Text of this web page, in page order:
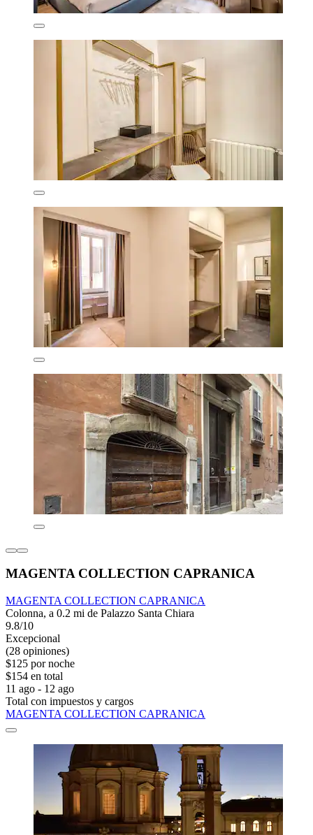
MAGENTA COLLECTION CAPRANICA
MAGENTA COLLECTION CAPRANICA
Colonna, a 0.2 mi de Palazzo Santa Chiara
9.8/10
Excepcional
(28 opiniones)
$125 por noche
$154 en total
11 ago - 12 ago
Total con impuestos y cargos
MAGENTA COLLECTION CAPRANICA